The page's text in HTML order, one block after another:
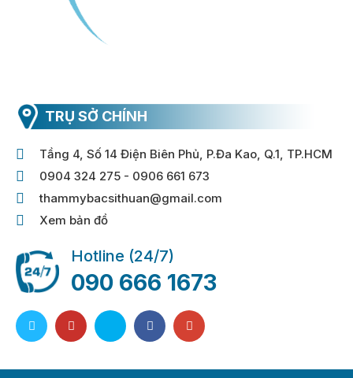
TRỤ SỞ CHÍNH
Tầng 4, Số 14 Điện Biên Phủ, P.Đa Kao, Q.1, TP.HCM
0904 324 275 - 0906 661 673
thammybacsithuan@gmail.com
Xem bản đồ
Hotline (24/7)
090 666 1673